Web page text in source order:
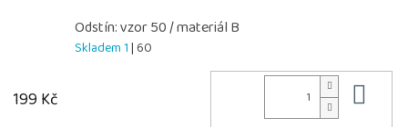
Odstín: vzor 50 / materiál B
Skladem 1| 60
199 Kč